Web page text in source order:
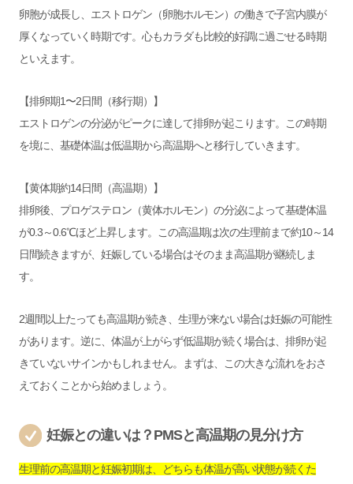
卵胞が成長し、エストロゲン（卵胞ホルモン）の働きで子宮内膜が
厚くなっていく時期です。心もカラダも比較的好調に過ごせる時期
といえます。
【排卵期1〜2日間（移行期）】
エストロゲンの分泌がピークに達して排卵が起こります。この時期
を境に、基礎体温は低温期から高温期へと移行していきます。
【黄体期約14日間（高温期）】
排卵後、プロゲステロン（黄体ホルモン）の分泌によって基礎体温
が0.3～0.6℃ほど上昇します。この高温期は次の生理前まで約10～14
日間続きますが、妊娠している場合はそのまま高温期が継続しま
す。
2週間以上たっても高温期が続き、生理が来ない場合は妊娠の可能性
があります。逆に、体温が上がらず低温期が続く場合は、排卵が起
きていないサインかもしれません。まずは、この大きな流れをおさ
えておくことから始めましょう。
妊娠との違いは？PMSと高温期の見分け方
生理前の高温期と妊娠初期は、どちらも体温が高い状態が続くた